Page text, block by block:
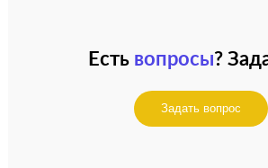
Есть вопросы?
Задать вопрос